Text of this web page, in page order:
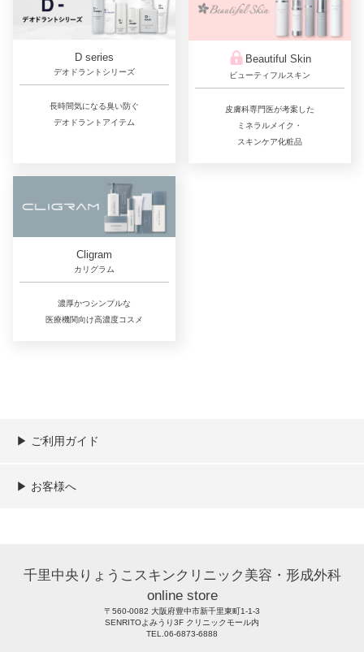
D series
デオドラントシリーズ
長時間気になる臭い防ぐ
デオドラントアイテム
Beautiful Skin
ビューティフルスキン
皮膚科専門医が考案した
ミネラルメイク・
スキンケア化粧品
Cligram
カリグラム
濃厚かつシンプルな
医療機関向け高濃度コスメ
▶︎ ご利用ガイド
ご利用ガイド
決済／配送／送料について
取り扱い商品一覧
顧客情報の取扱について
特定商取引法の表記
▶︎ お客様へ
千里中央りょうこスキンクリニック美容・形成外科
online store
〒560-0082 大阪府豊中市新千里東町1-1-3
SENRITOよみうり3F クリニックモール内
TEL.06-6873-6888